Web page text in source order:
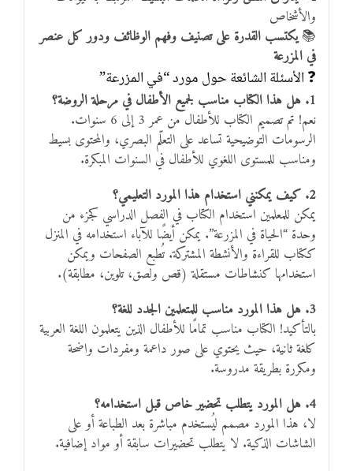
والأشخاص
📚يكتسب القدرة على تصنيف وفهم الوظائف ودور كل عنصر
في المزرعة
❓ الأسئلة الشائعة حول مورد “في المزرعة”
1. هل هذا الكتاب مناسب لجميع الأطفال في مرحلة الروضة؟
نعم! تم تصميم الكتاب للأطفال من عمر 3 إلى 6 سنوات.
الرسومات التوضيحية تساعد على التعلّم البصري، والمحتوى بسيط
ومناسب للمستوى اللغوي للأطفال في السنوات المبكرة.
2. كيف يمكنني استخدام هذا المورد التعليمي؟
يمكن للمعلمين استخدام الكتاب في الفصل الدراسي كجزء من
وحدة “الحياة في المزرعة”. يمكن أيضًا للآباء استخدامه في المنزل
ككتاب للقراءة والأنشطة المشتركة. تُطبع الصفحات ويمكن
استخدامها كنشاطات مستقلة (قص ولصق، تلوين، مطابقة).
3. هل هذا المورد مناسب للمتعلمين الجدد للغة؟
بالتأكيد! الكتاب مناسب تمامًا للأطفال الذين يتعلمون اللغة العربية
كلغة ثانية، حيث يحتوي على صور داعمة ومفردات واضحة
ومكررة بطريقة مدروسة.
4. هل المورد يتطلب تحضير خاص قبل استخدامه؟
لا، هذا المورد مصمم ليُستخدم مباشرة بعد الطباعة أو على
الشاشات الذكية. لا يتطلب تحضيرات سابقة أو مواد إضافية.